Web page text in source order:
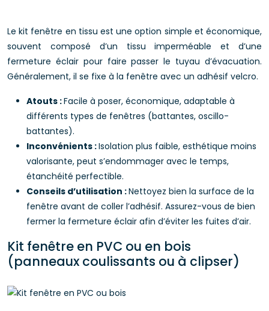
Le kit fenêtre en tissu est une option simple et économique,
souvent composé d’un tissu imperméable et d’une
fermeture éclair pour faire passer le tuyau d’évacuation.
Généralement, il se fixe à la fenêtre avec un adhésif velcro.
Atouts :Facile à poser, économique, adaptable à
différents types de fenêtres (battantes, oscillo-
battantes).
Inconvénients :Isolation plus faible, esthétique moins
valorisante, peut s’endommager avec le temps,
étanchéité perfectible.
Conseils d’utilisation :Nettoyez bien la surface de la
fenêtre avant de coller l’adhésif. Assurez-vous de bien
fermer la fermeture éclair afin d’éviter les fuites d’air.
Kit fenêtre en PVC ou en bois
(panneaux coulissants ou à clipser)